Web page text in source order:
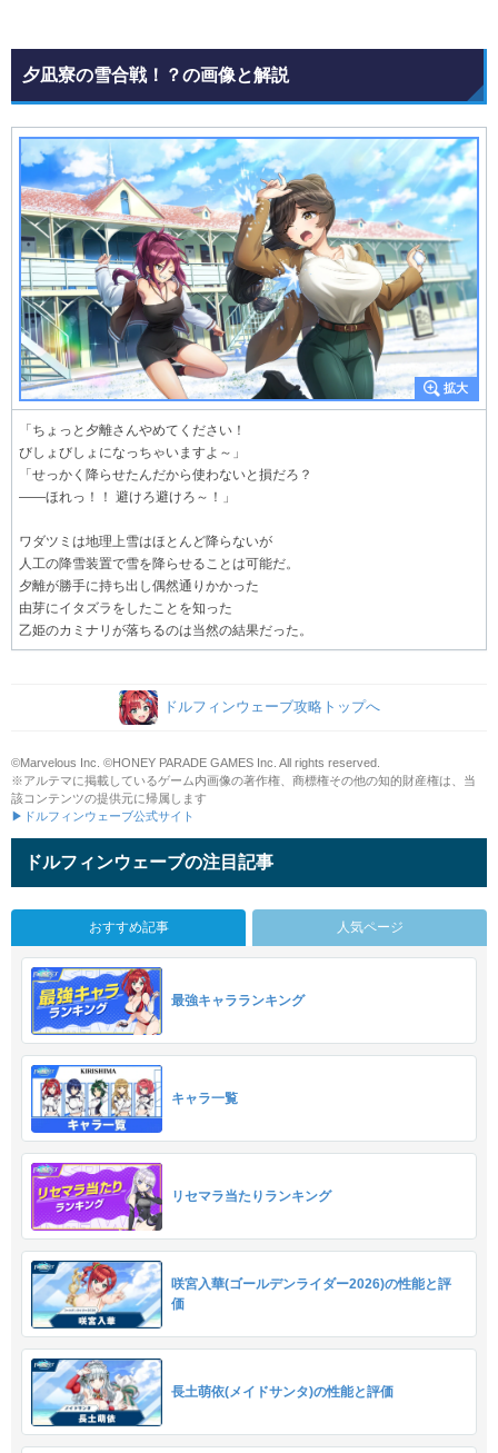
夕凪寮の雪合戦！？の画像と解説
「ちょっと夕離さんやめてください！
びしょびしょになっちゃいますよ～」
「せっかく降らせたんだから使わないと損だろ？
――ほれっ！！ 避けろ避けろ～！」
ワダツミは地理上雪はほとんど降らないが
人工の降雪装置で雪を降らせることは可能だ。
夕離が勝手に持ち出し偶然通りかかった
由芽にイタズラをしたことを知った
乙姫のカミナリが落ちるのは当然の結果だった。
ドルフィンウェーブ攻略トップへ
©Marvelous Inc. ©HONEY PARADE GAMES Inc. All rights reserved.
※アルテマに掲載しているゲーム内画像の著作権、商標権その他の知的財産権は、当
該コンテンツの提供元に帰属します
▶ドルフィンウェーブ公式サイト
ドルフィンウェーブの注目記事
おすすめ記事 人気ページ
最強キャラランキング
キャラ一覧
リセマラ当たりランキング
咲宮入華(ゴールデンライダー2026)の性能と評
価
長土萌依(メイドサンタ)の性能と評価